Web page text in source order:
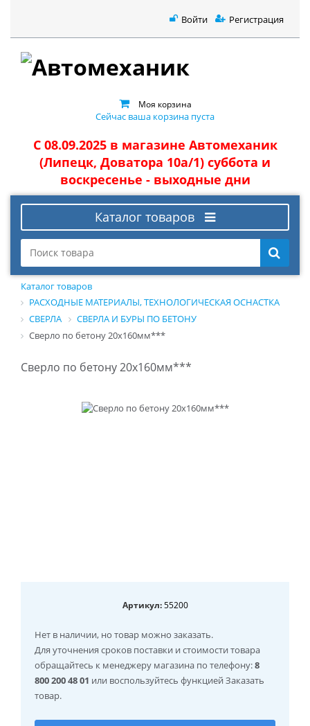
Войти Регистрация
Моя корзина
Сейчас ваша корзина пуста
С 08.09.2025 в магазине Автомеханик
(Липецк, Доватора 10а/1) суббота и
воскресенье - выходные дни
Каталог товаров
Каталог товаров
РАСХОДНЫЕ МАТЕРИАЛЫ, ТЕХНОЛОГИЧЕСКАЯ ОСНАСТКА
СВЕРЛА
СВЕРЛА И БУРЫ ПО БЕТОНУ
Сверло по бетону 20х160мм***
Сверло по бетону 20х160мм***
Артикул:55200
Нет в наличии, но товар можно заказать.
Для уточнения сроков поставки и стоимости товара
обращайтесь к менеджеру магазина по телефону:8
800 200 48 01 или воспользуйтесь функцией Заказать
товар.